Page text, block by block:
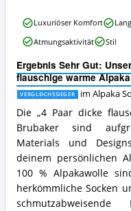
Alpaka
Socken
erhältlich?
Ergebnis Sehr Gut:
flauschige warme
VERGLEICHSSIEGER im Alpaka
Die „4 Paar dicke
Brubaker sind
Materials und
deinem persönlichen
100 % Alpakawolle
herkömmliche Socken
schmutzabweisende
Paar
dicke
warme
Alpaka
Socken
Vorteile:
Was
spricht
für
diese
Alpaka
Socken?
Luxuriöser Komfort
Atmungsaktivität
Stil